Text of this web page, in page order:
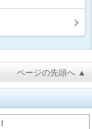
ページの先頭へ ▲